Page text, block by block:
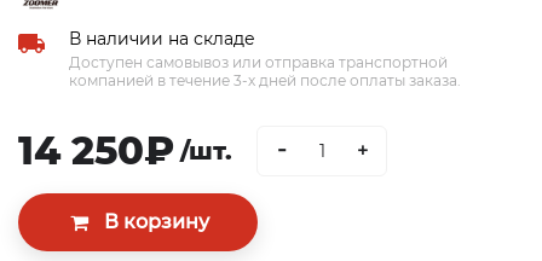
В наличии на складе
Доступен самовывоз или отправка транспортной
компанией в течение 3-х дней после оплаты заказа.
14 250₽ /шт. - +